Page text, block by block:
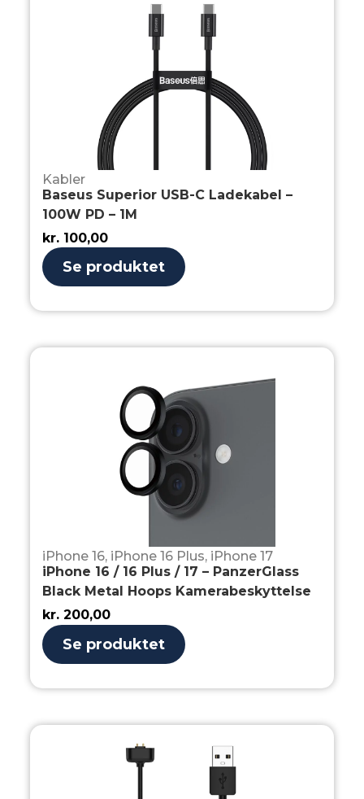
Kabler
Baseus Superior USB-C Ladekabel –
100W PD – 1M
kr. 100,00
Se produktet
iPhone 16, iPhone 16 Plus, iPhone 17
iPhone 16 / 16 Plus / 17 – PanzerGlass
Black Metal Hoops Kamerabeskyttelse
kr. 200,00
Se produktet